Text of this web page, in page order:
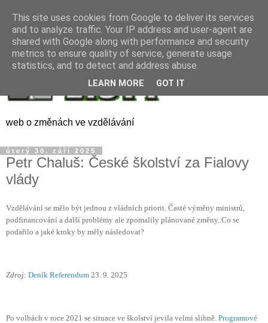
web o změnách ve vzdělávání
úterý 30. září 2025
Petr Chaluš: České školství za Fialovy
vlády
Vzdělávání se mělo být jednou z vládních priorit. Časté výměny ministrů,
podfinancování a další problémy ale zpomalily plánované změny. Co se
podařilo a jaké kroky by měly následovat?
Zdroj: Deník Referendum 23. 9. 2025
Po volbách v roce 2021 se situace ve školství jevila velmi slibně. Programové
This site uses cookies from Google to deliver its services
and to analyze traffic. Your IP address and user-agent are
shared with Google along with performance and security
metrics to ensure quality of service, generate usage
statistics, and to detect and address abuse.
LEARN MORE GOT IT